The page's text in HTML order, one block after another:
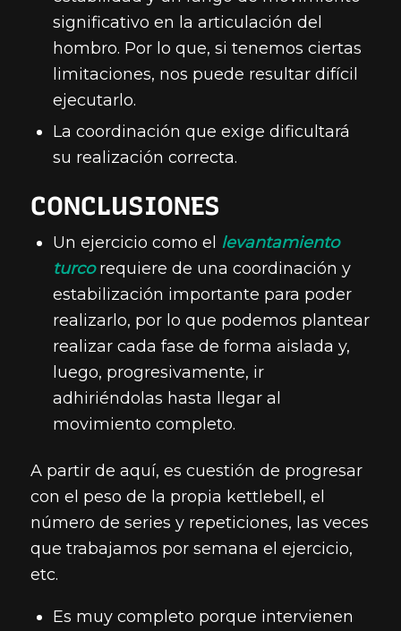
significativo en la articulación del
hombro. Por lo que, si tenemos ciertas
limitaciones, nos puede resultar difícil
ejecutarlo.
La coordinación que exige dificultará
su realización correcta.
CONCLUSIONES
Un ejercicio como el levantamiento
turcorequiere de una coordinación y
estabilización importante para poder
realizarlo, por lo que podemos plantear
realizar cada fase de forma aislada y,
luego, progresivamente, ir
adhiriéndolas hasta llegar al
movimiento completo.
A partir de aquí, es cuestión de progresar
con el peso de la propia kettlebell, el
número de series y repeticiones, las veces
que trabajamos por semana el ejercicio,
etc.
Es muy completo porque intervienen